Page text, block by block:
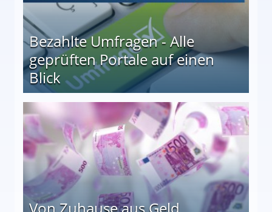
Bezahlte Umfragen - Alle
geprüften Portale auf einen
Blick
auf einen Blick
Von Zuhause aus Geld